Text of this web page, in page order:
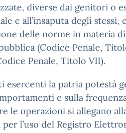
diverse dai genitori o
e all’insaputa degli stessi,
delle norme in materia
(Codice Penale,
Penale, Titolo VII).
esercenti la patria potestà
e sulla
le operazioni si allegano
l’uso del Registro